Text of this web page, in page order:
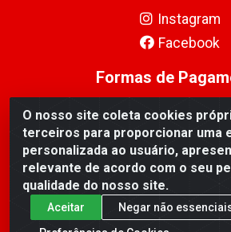
O nosso site coleta cookies
terceiros para proporcionar uma
personalizada ao usuário,
relevante de acordo com o seu
qualidade do nosso site.
Aceitar
Negar não
Instagram
Facebook
Formas de
Ricopeças Comércio de
Rua Alicio Francisco Mafra, 968 -
Cambé/PR - CEP 86.191-390 - CNPJ
89